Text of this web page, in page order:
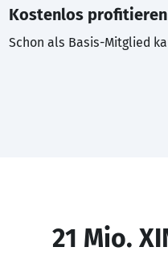
Kostenlos profitieren
Schon als Basis-Mitglied
21 Mio.